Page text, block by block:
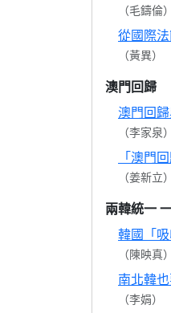
（毛鑄倫）
從國際
（黃異）
澳門回歸
澳門回歸
（李家泉）
「澳門
（姜新立）
兩韓統一
韓國「
（陳映真）
南北韓也
（李娟）